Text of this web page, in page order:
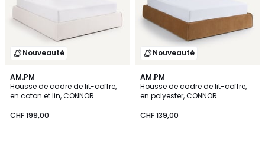
Nouveauté
AM.PM
Housse de cadre de lit-coffre,
en coton et lin, CONNOR
CHF 199,00
Nouveauté
AM.PM
Housse de cadre de lit-coffre,
en polyester, CONNOR
CHF 139,00